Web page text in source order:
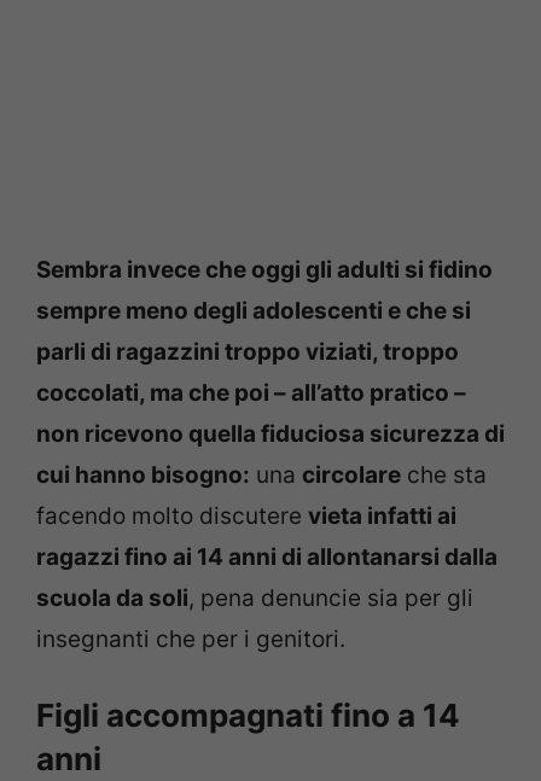
Sembra invece che oggi gli adulti si fidino
sempre meno degli adolescenti e che si
parli di ragazzini troppo viziati, troppo
coccolati, ma che poi – all’atto pratico –
non ricevono quella fiduciosa sicurezza di
cui hanno bisogno: una circolare che sta
facendo molto discutere vieta infatti ai
ragazzi fino ai 14 anni di allontanarsi dalla
scuola da soli, pena denuncie sia per gli
insegnanti che per i genitori.
Figli accompagnati fino a 14
anni